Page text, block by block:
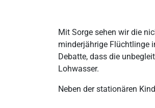
Mit Sorge sehen wir die
minderjährige Flüchtlinge
Debatte, dass die
Lohwasser.
Neben der stationären